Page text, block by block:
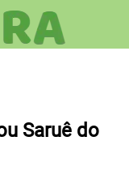
Saruê do